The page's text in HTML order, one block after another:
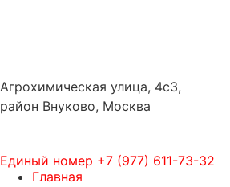
Агрохимическая улица, 4с3,
район Внуково, Москва
Единый номер +7 (977) 611-73-32
Главная